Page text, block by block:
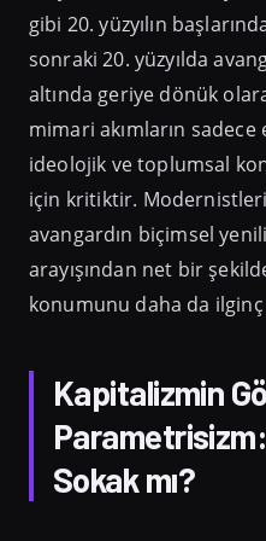
gibi 20. yüzyılın
sonraki 20. yüzyılda
altında geriye dönük
mimari akımların
ideolojik ve toplumsal
için kritiktir.
avangardın biçimsel
arayışından net bir
konumunu daha da ilginç
Kapitalizmin
Sokak mı?